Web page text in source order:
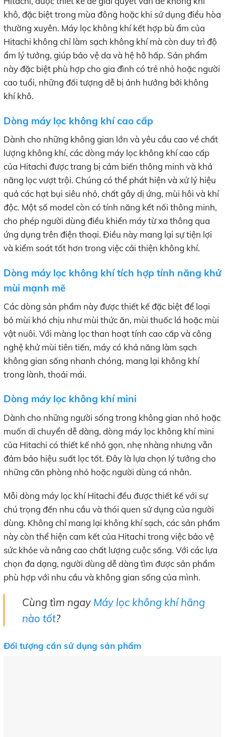
khô, đặc biệt trong mùa đông hoặc khi sử dụng điều hòa
thường xuyên. Máy lọc không khí kết hợp bù ẩm của
Hitachi không chỉ làm sạch không khí mà còn duy trì độ
ẩm lý tưởng, giúp bảo vệ da và hệ hô hấp. Sản phẩm
này đặc biệt phù hợp cho gia đình có trẻ nhỏ hoặc người
cao tuổi, những đối tượng dễ bị ảnh hưởng bởi không
khí khô.
Dòng máy lọc không khí cao cấp
Dành cho những không gian lớn và yêu cầu cao về chất
lượng không khí, các dòng máy lọc không khí cao cấp
của Hitachi được trang bị cảm biến thông minh và khả
năng lọc vượt trội. Chúng có thể phát hiện và xử lý hiệu
quả các hạt bụi siêu nhỏ, chất gây dị ứng, mùi hôi và khí
độc. Một số model còn có tính năng kết nối thông minh,
cho phép người dùng điều khiển máy từ xa thông qua
ứng dụng trên điện thoại. Điều này mang lại sự tiện lợi
và kiểm soát tốt hơn trong việc cải thiện không khí.
Dòng máy lọc không khí tích hợp tính năng khử
mùi mạnh mẽ
Các dòng sản phẩm này được thiết kế đặc biệt để loại
bỏ mùi khó chịu như mùi thức ăn, mùi thuốc lá hoặc mùi
vật nuôi. Với màng lọc than hoạt tính cao cấp và công
nghệ khử mùi tiên tiến, máy có khả năng làm sạch
không gian sống nhanh chóng, mang lại không khí
trong lành, thoải mái.
Dòng máy lọc không khí mini
Dành cho những người sống trong không gian nhỏ hoặc
muốn di chuyển dễ dàng, dòng máy lọc không khí mini
của Hitachi có thiết kế nhỏ gọn, nhẹ nhàng nhưng vẫn
đảm bảo hiệu suất lọc tốt. Đây là lựa chọn lý tưởng cho
những căn phòng nhỏ hoặc người dùng cá nhân.
Mỗi dòng máy lọc khí Hitachi đều được thiết kế với sự
chú trọng đến nhu cầu và thói quen sử dụng của người
dùng. Không chỉ mang lại không khí sạch, các sản phẩm
này còn thể hiện cam kết của Hitachi trong việc bảo vệ
sức khỏe và nâng cao chất lượng cuộc sống. Với các lựa
chọn đa dạng, người dùng dễ dàng tìm được sản phẩm
phù hợp với nhu cầu và không gian sống của mình.
Cùng tìm ngay Máy lọc không khí hãng
nào tốt?
Đối tượng cần sử dụng sản phẩm